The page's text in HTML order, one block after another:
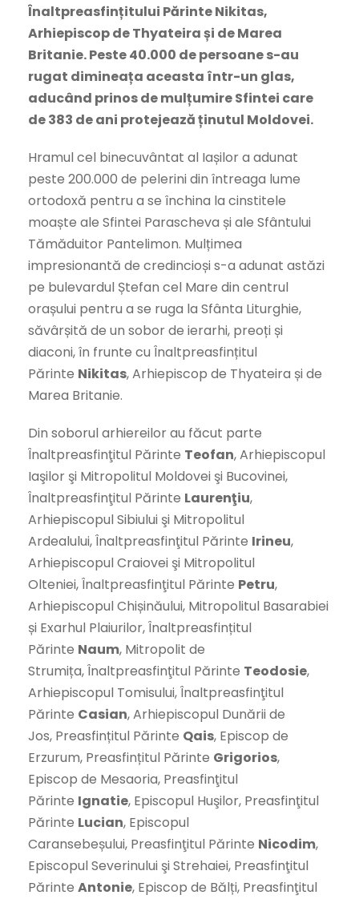
Înaltpreasfințitului Părinte Nikitas,
Arhiepiscop de Thyateira și de Marea
Britanie. Peste 40.000 de persoane s-au
rugat dimineața aceasta într-un glas,
aducând prinos de mulțumire Sfintei care
de 383 de ani protejează ținutul Moldovei.
Hramul cel binecuvântat al Iașilor a adunat
peste 200.000 de pelerini din întreaga lume
ortodoxă pentru a se închina la cinstitele
moaște ale Sfintei Parascheva și ale Sfântului
Tămăduitor Pantelimon. Mulțimea
impresionantă de credincioși s-a adunat astăzi
pe bulevardul Ștefan cel Mare din centrul
orașului pentru a se ruga la Sfânta Liturghie,
săvârșită de un sobor de ierarhi, preoți și
diaconi, în frunte cu Înaltpreasfințitul
Părinte Nikitas, Arhiepiscop de Thyateira și de
Marea Britanie.
Din soborul arhiereilor au făcut parte
Înaltpreasfinţitul Părinte Teofan, Arhiepiscopul
Iaşilor şi Mitropolitul Moldovei şi Bucovinei,
Înaltpreasfinţitul Părinte Laurenţiu,
Arhiepiscopul Sibiului şi Mitropolitul
Ardealului, Înaltpreasfinţitul Părinte Irineu,
Arhiepiscopul Craiovei şi Mitropolitul
Olteniei, Înaltpreasfinţitul Părinte Petru,
Arhiepiscopul Chișinăului, Mitropolitul Basarabiei
și Exarhul Plaiurilor, Înaltpreasfințitul
Părinte Naum, Mitropolit de
Strumița, Înaltpreasfinţitul Părinte Teodosie,
Arhiepiscopul Tomisului, Înaltpreasfinţitul
Părinte Casian, Arhiepiscopul Dunării de
Jos, Preasfințitul Părinte Qais, Episcop de
Erzurum, Preasfințitul Părinte Grigorios,
Episcop de Mesaoria, Preasfinţitul
Părinte Ignatie, Episcopul Huşilor, Preasfinţitul
Părinte Lucian, Episcopul
Caransebeșului, Preasfinţitul Părinte Nicodim,
Episcopul Severinului şi Strehaiei, Preasfinţitul
Părinte Antonie, Episcop de Bălți, Preasfinţitul